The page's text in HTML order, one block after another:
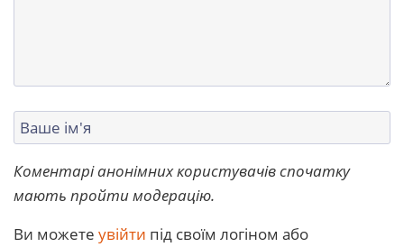
Коментарі анонімних користувачів спочатку
мають пройти модерацію.
Ви можете увійти під своїм логіном або